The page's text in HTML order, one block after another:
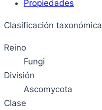
Propiedades
Clasificación taxonómica
Reino
Fungi
División
Ascomycota
Clase